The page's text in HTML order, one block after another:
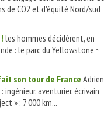
de CO2 et d'équité Nord/sud
les hommes décidèrent, en
: le parc du Yellowstone ~
son tour de France Adrien
ingénieur, aventurier, écrivain
» : 7 000 km...